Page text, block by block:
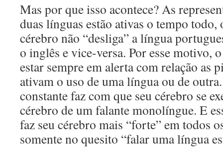
Mas por que isso acontece? As
duas línguas estão ativas o tempo todo,
cérebro não “desliga” a língua
o inglês e vice-versa. Por esse motivo,
estar sempre em alerta com relação as
ativam o uso de uma língua ou de
constante faz com que seu cérebro se
cérebro de um falante monolíngue. E
faz seu cérebro mais “forte” em todos
somente no quesito “falar uma língua